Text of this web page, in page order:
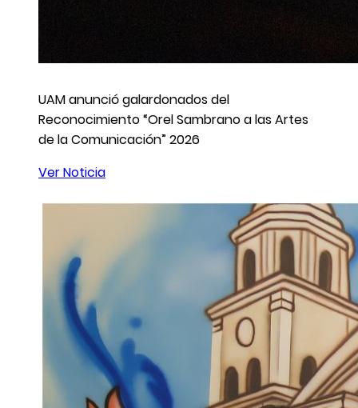
UAM anunció galardonados del
Reconocimiento “Orel Sambrano a las Artes
de la Comunicación” 2026
Ver Noticia